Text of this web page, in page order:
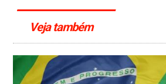
Veja também